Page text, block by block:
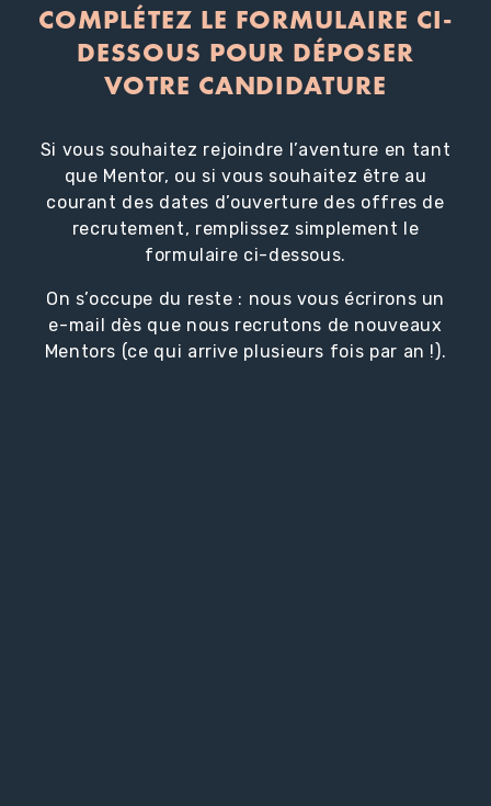
COMPLÉTEZ LE FORMULAIRE CI-
DESSOUS POUR DÉPOSER
VOTRE CANDIDATURE
Si vous souhaitez rejoindre l’aventure en tant
que Mentor, ou si vous souhaitez être au
courant des dates d’ouverture des offres de
recrutement, remplissez simplement le
formulaire ci-dessous.
On s’occupe du reste : nous vous écrirons un
e-mail dès que nous recrutons de nouveaux
Mentors (ce qui arrive plusieurs fois par an !).